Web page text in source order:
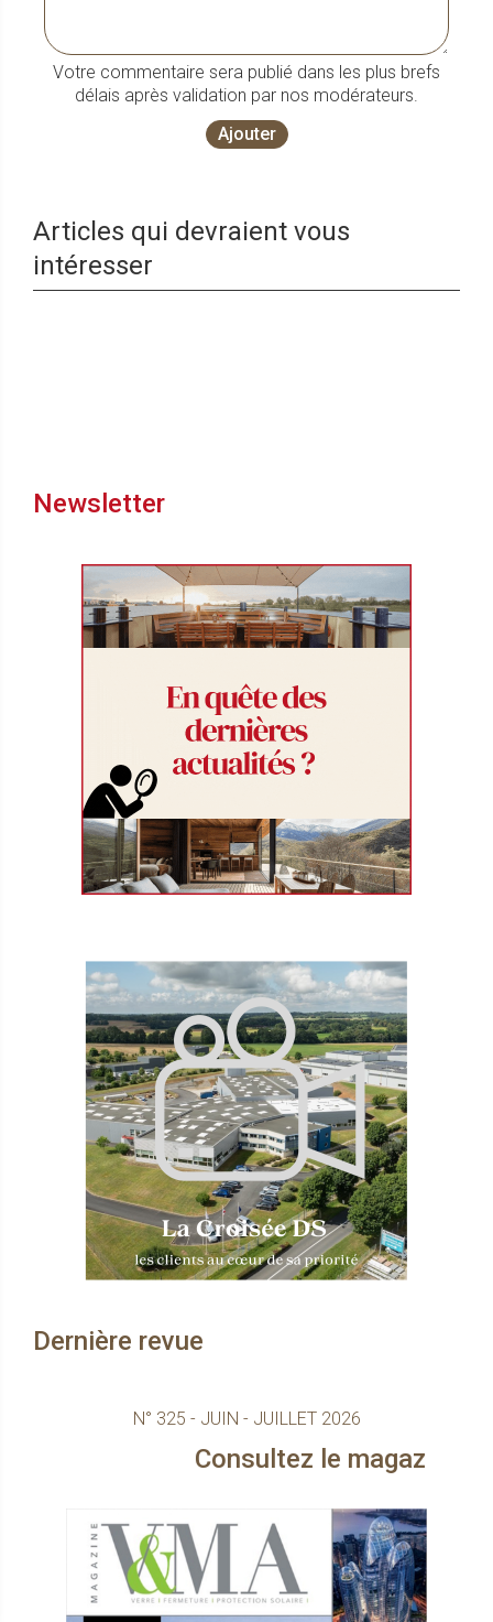
Votre commentaire sera publié dans les plus brefs
délais après validation par nos modérateurs.
Ajouter
Articles qui devraient vous
intéresser
Newsletter
Dernière revue
N° 325 - JUIN - JUILLET 2026
le magazine